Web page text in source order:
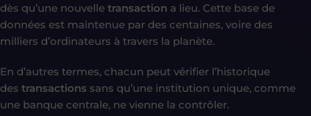
dès qu’une nouvelle transaction a lieu. Cette base de
données est maintenue par des centaines, voire des
milliers d’ordinateurs à travers la planète.
En d’autres termes, chacun peut vérifier l’historique
des transactions sans qu’une institution unique, comme
une banque centrale, ne vienne la contrôler.